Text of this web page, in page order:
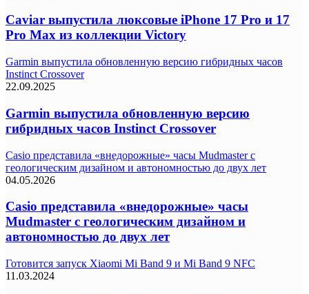
Caviar выпустила люксовые iPhone 17 Pro и 17
Pro Max из коллекции Victory
Garmin выпустила обновленную версию гибридных часов
Instinct Crossover
22.09.2025
Garmin выпустила обновленную версию
гибридных часов Instinct Crossover
Casio представила «внедорожные» часы Mudmaster с
геологическим дизайном и автономностью до двух лет
04.05.2026
Casio представила «внедорожные» часы
Mudmaster с геологическим дизайном и
автономностью до двух лет
Готовится запуск Xiaomi Mi Band 9 и Mi Band 9 NFC
11.03.2024